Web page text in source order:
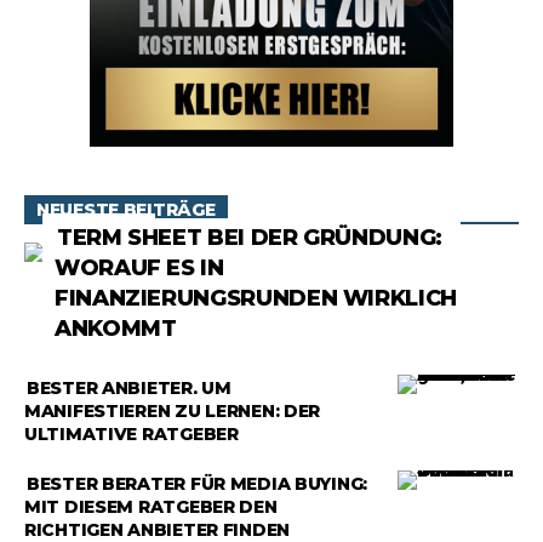
NEUESTE BEITRÄGE
TERM SHEET BEI DER GRÜNDUNG:
WORAUF ES IN
FINANZIERUNGSRUNDEN WIRKLICH
ANKOMMT
RATGEBER
BESTER ANBIETER, UM
MANIFESTIEREN ZU LERNEN: DER
ULTIMATIVE RATGEBER
RATGEBER
BESTER BERATER FÜR MEDIA BUYING:
MIT DIESEM RATGEBER DEN
RICHTIGEN ANBIETER FINDEN